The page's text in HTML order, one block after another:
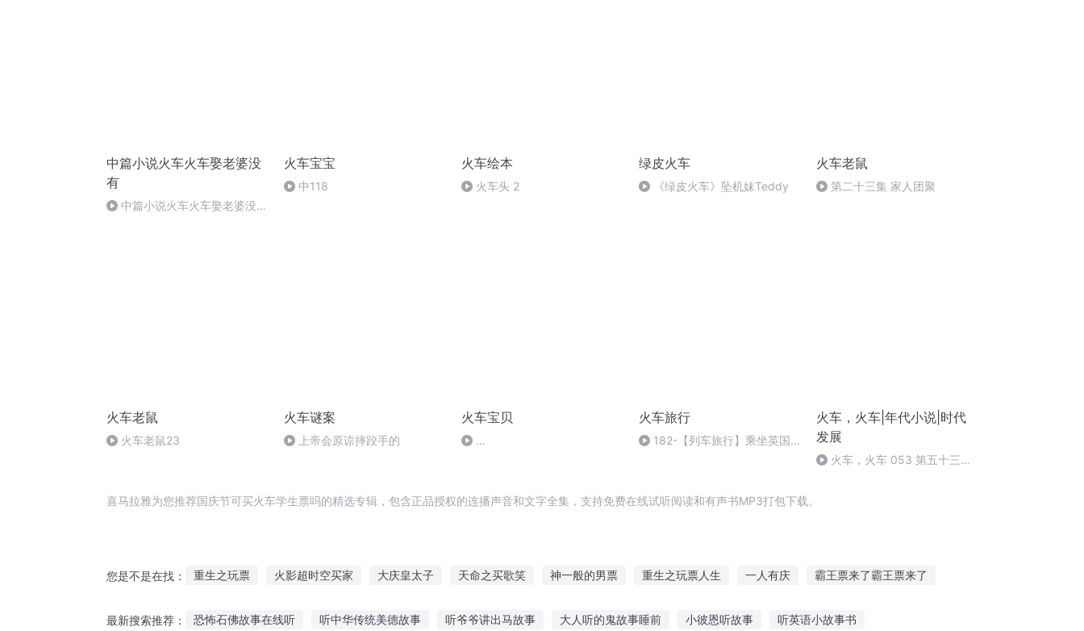
中篇小说火车火车娶老婆没
有
中篇小说火车火车娶老婆没有
火车宝宝
中118
火车绘本
火车头 2
绿皮火车
《绿皮火车》坠机妹Teddy
火车老鼠
第二十三集 家人团聚
火车老鼠
火车老鼠23
火车谜案
上帝会原谅摔跤手的
火车宝贝 火车旅行
182-【列车旅行】乘坐英国
火车，火车|年代小说|时代
发展
火车，火车 053 第五十三章
喜马拉雅为您推荐国庆节可买火车学生票吗的精选专辑，包含正品授权的连播声音和文字全集，支持免费在线试听阅读和有声书MP3打包下载。
您是不是在找： 重生之玩票 火影超时空买家 大庆皇太子 天命之买歌笑 神一般的男票 重生之玩票人生 一人有庆 霸王票来了霸王票来了
最新搜索推荐： 恐怖石佛故事在线听 听中华传统美德故事 听爷爷讲出马故事 大人听的鬼故事睡前 小彼恩听故事 听英语小故事书